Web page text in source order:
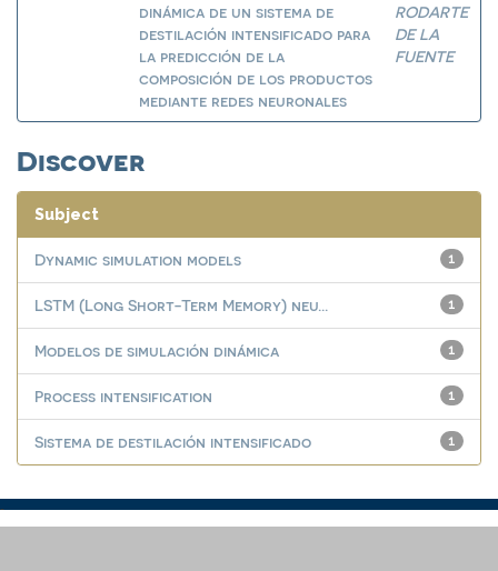
dinámica de un sistema de
destilación intensificado para
la predicción de la
composición de los productos
mediante redes neuronales
RODARTE
DE LA
FUENTE
Discover
Subject
1
Dynamic simulation models
1
LSTM (Long Short-Term Memory) neu...
1
Modelos de simulación dinámica
1
Process intensification
1
Sistema de destilación intensificado